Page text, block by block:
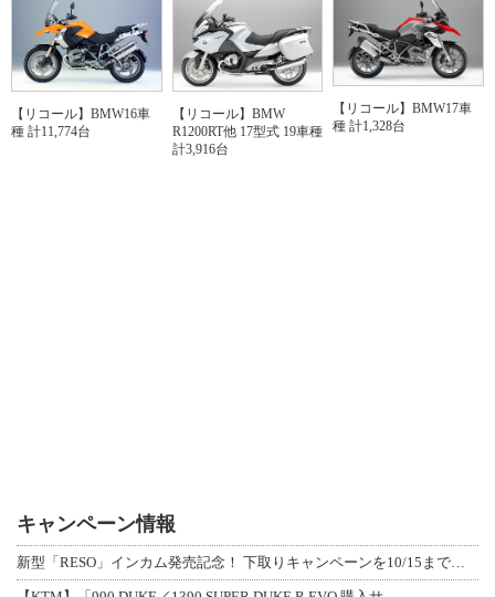
【リコール】BMW16車
種 計11,774台
【リコール】BMW
R1200RT他 17型式 19車種
計3,916台
【リコール】BMW17車
種 計1,328台
キャンペーン情報